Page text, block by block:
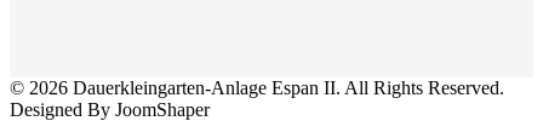
© 2026 Dauerkleingarten-Anlage Espan II. All Rights Reserved.
Designed By JoomShaper